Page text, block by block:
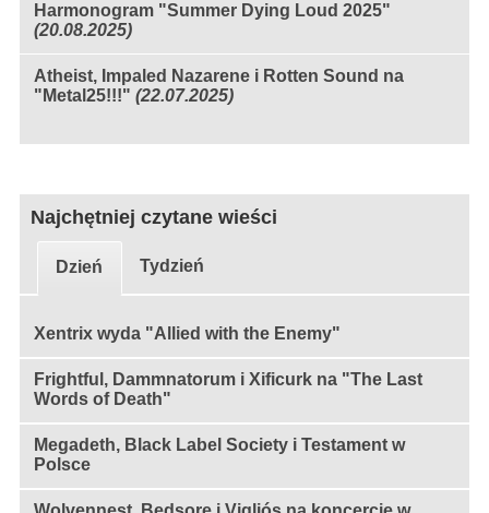
Harmonogram "Summer Dying Loud 2025"
(20.08.2025)
Atheist, Impaled Nazarene i Rotten Sound na
"Metal25!!!" (22.07.2025)
Najchętniej czytane wieści
Dzień Tydzień
Xentrix wyda "Allied with the Enemy"
Frightful, Dammnatorum i Xificurk na "The Last
Words of Death"
Megadeth, Black Label Society i Testament w
Polsce